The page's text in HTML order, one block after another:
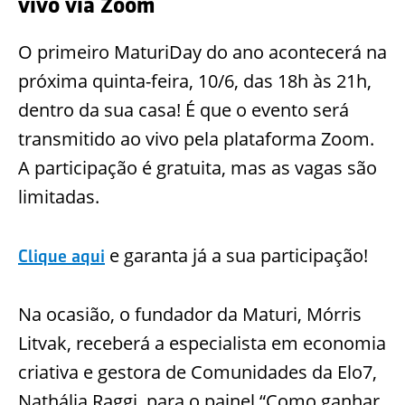
O primeiro MaturiDay do ano acontecerá na
próxima quinta-feira, 10/6, das 18h às 21h,
dentro da sua casa! É que o evento será
transmitido ao vivo pela plataforma Zoom.
A participação é gratuita, mas as vagas são
limitadas.
Clique aqui e garanta já a sua participação!
Na ocasião, o fundador da Maturi, Mórris
Litvak, receberá a especialista em economia
criativa e gestora de Comunidades da Elo7,